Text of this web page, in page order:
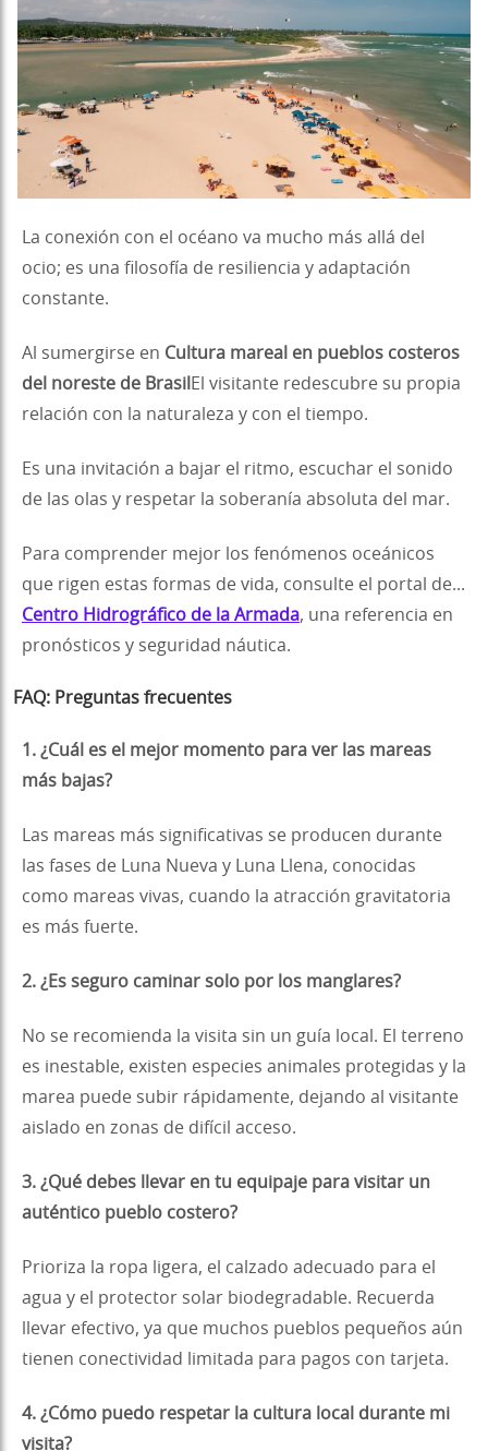
La conexión con el océano va mucho más allá del
ocio; es una filosofía de resiliencia y adaptación
constante.
Al sumergirse en Cultura mareal en pueblos costeros
del noreste de Brasil El visitante redescubre su propia
relación con la naturaleza y con el tiempo.
Es una invitación a bajar el ritmo, escuchar el sonido
de las olas y respetar la soberanía absoluta del mar.
Para comprender mejor los fenómenos oceánicos
que rigen estas formas de vida, consulte el portal de...
Centro Hidrográfico de la Armada, una referencia en
pronósticos y seguridad náutica.
FAQ: Preguntas frecuentes
1. ¿Cuál es el mejor momento para ver las mareas
más bajas?
Las mareas más significativas se producen durante
las fases de Luna Nueva y Luna Llena, conocidas
como mareas vivas, cuando la atracción gravitatoria
es más fuerte.
2. ¿Es seguro caminar solo por los manglares?
No se recomienda la visita sin un guía local. El terreno
es inestable, existen especies animales protegidas y la
marea puede subir rápidamente, dejando al visitante
aislado en zonas de difícil acceso.
3. ¿Qué debes llevar en tu equipaje para visitar un
auténtico pueblo costero?
Prioriza la ropa ligera, el calzado adecuado para el
agua y el protector solar biodegradable. Recuerda
llevar efectivo, ya que muchos pueblos pequeños aún
tienen conectividad limitada para pagos con tarjeta.
4. ¿Cómo puedo respetar la cultura local durante mi
visita?